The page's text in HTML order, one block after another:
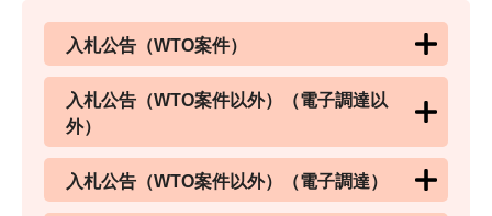
入札公告（WTO案件）
入札公告（WTO案件以外）（電子調達以
外）
入札公告（WTO案件以外）（電子調達）